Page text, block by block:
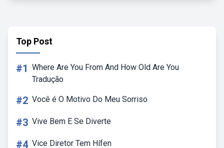
Top Post
#1 Where Are You From And How Old Are You
Tradução
#2 Você é O Motivo Do Meu Sorriso
#3 Vive Bem E Se Diverte
#4 Vice Diretor Tem Hífen